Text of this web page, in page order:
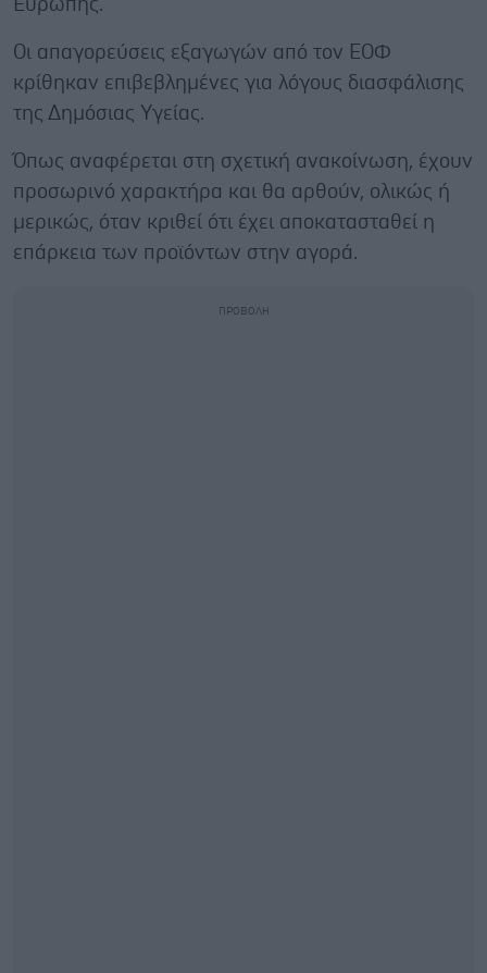
Ευρώπης.
Οι απαγορεύσεις εξαγωγών από τον ΕΟΦ
κρίθηκαν επιβεβλημένες για λόγους διασφάλισης
της Δημόσιας Υγείας.
Όπως αναφέρεται στη σχετική ανακοίνωση, έχουν
προσωρινό χαρακτήρα και θα αρθούν, ολικώς ή
μερικώς, όταν κριθεί ότι έχει αποκατασταθεί η
επάρκεια των προϊόντων στην αγορά.